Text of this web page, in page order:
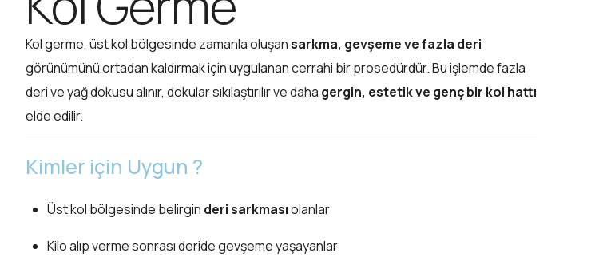
Kol germe, üst kol bölgesinde zamanla oluşansarkma, gevşeme ve fazla deri
görünümünü ortadan kaldırmak için uygulanan cerrahi bir prosedürdür. Bu işlemde fazla
deri ve yağ dokusu alınır, dokular sıkılaştırılır ve daha gergin, estetik ve genç bir kol hattı
elde edilir.
Kimler için Uygun ?
Üst kol bölgesinde belirgin deri sarkmasıolanlar
Kilo alıp verme sonrası deride gevşeme yaşayanlar